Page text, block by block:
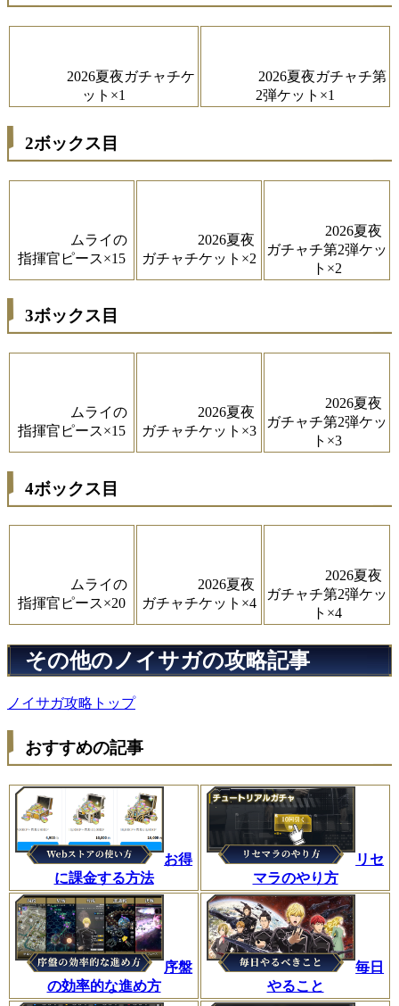
2026夏夜ガチャチケ
ット×1
2026夏夜ガチャチ第
2弾ケット×1
2ボックス目
ムライの
指揮官ピース×15
2026夏夜
ガチャチケット×2
2026夏夜
ガチャチ第2弾ケッ
ト×2
3ボックス目
ムライの
指揮官ピース×15
2026夏夜
ガチャチケット×3
2026夏夜
ガチャチ第2弾ケッ
ト×3
4ボックス目
ムライの
指揮官ピース×20
2026夏夜
ガチャチケット×4
2026夏夜
ガチャチ第2弾ケッ
ト×4
その他のノイサガの攻略記事
ノイサガ攻略トップ
おすすめの記事
お得
に課金する方法
リセ
マラのやり方
序盤
の効率的な進め方
毎日
やること